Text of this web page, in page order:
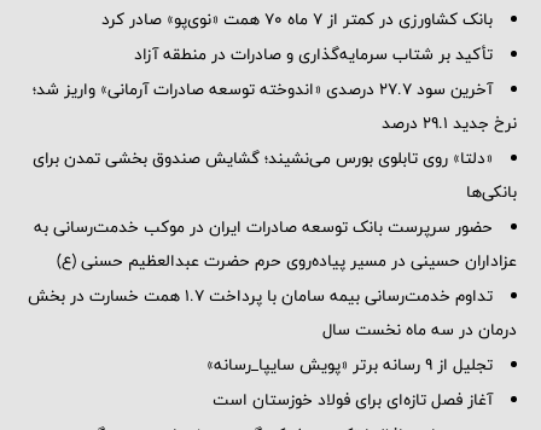
بانک کشاورزی در کمتر از ۷ ماه ۷۰ همت «نوی‌پو» صادر کرد
تأکید بر شتاب سرمایه‌گذاری و صادرات در منطقه آزاد
آخرین سود ۲۷.۷ درصدی «اندوخته توسعه صادرات آرمانی» واریز شد؛
نرخ جدید ۲۹.۱ درصد
«دلتا» روی تابلوی بورس می‌نشیند؛ گشایش صندوق بخشی تمدن برای
بانکی‌ها
حضور سرپرست بانک توسعه صادرات ایران در موکب خدمت‌رسانی به
عزاداران حسینی در مسیر پیاده‌روی حرم حضرت عبدالعظیم حسنی (ع)
تداوم خدمت‌رسانی بیمه سامان با پرداخت ۱.۷ همت خسارت در بخش
درمان در سه ماه نخست سال
تجلیل از ۹ رسانه برتر «پویش سایپا_رسانه»
آغاز فصل تازه‌ای برای فولاد خوزستان است